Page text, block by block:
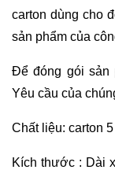
carton dùng cho
sản phẩm của
Để đóng gói sản
Yêu cầu của
Chất liệu: carton
Kích thước : Dài